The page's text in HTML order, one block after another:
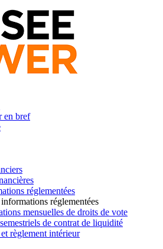
en bref
réglementées
réglementées
mensuelles de droits de vote
de contrat de liquidité
et règlement intérieur